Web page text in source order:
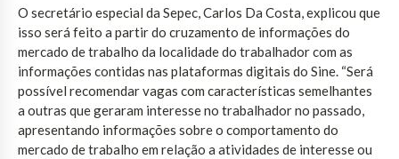
O secretário especial da Sepec, Carlos Da Costa, explicou que
isso será feito a partir do cruzamento de informações do
mercado de trabalho da localidade do trabalhador com as
informações contidas nas plataformas digitais do Sine. “Será
possível recomendar vagas com características semelhantes
a outras que geraram interesse no trabalhador no passado,
apresentando informações sobre o comportamento do
mercado de trabalho em relação a atividades de interesse ou